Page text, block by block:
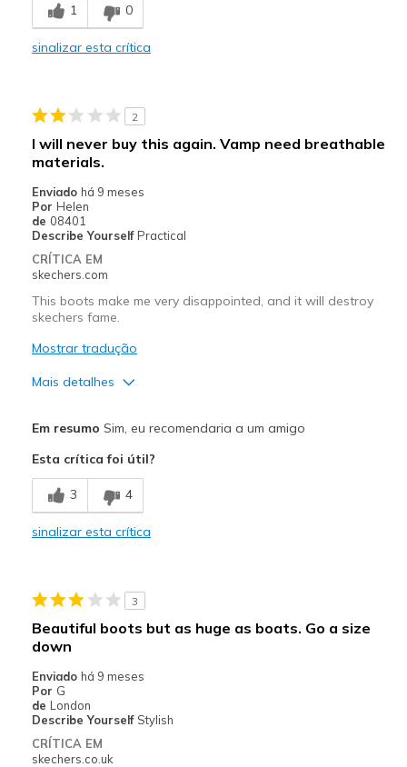
Stylish
Going Out
Width
Sizing
View On Shoes
1 0
sinalizar esta crítica
2
I will never buy this again. Vamp need breathable
materials.
Enviado há 9 meses
Por Helen
de 08401
Describe Yourself Practical
CRÍTICA EM
skechers.com
This boots make me very disappointed, and it will destroy
skechers fame.
Mostrar tradução
Mais detalhes
Em resumo Sim, eu recomendaria a um amigo
Esta crítica foi útil?
3 4
sinalizar esta crítica
3
Beautiful boots but as huge as boats. Go a size
down
Enviado há 9 meses
Por G
de London
Describe Yourself Stylish
CRÍTICA EM
skechers.co.uk